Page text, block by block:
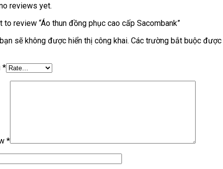
reviews yet.
to review “Áo thun đồng phục cao cấp Sacombank”
sẽ không được hiển thị công khai. Các trường bắt buộc được
*
*